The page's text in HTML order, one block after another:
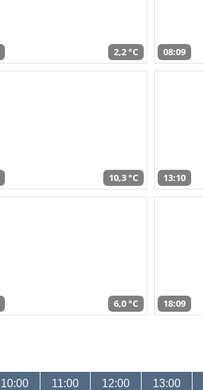
2,2 °C 08:09
10,3 °C 13:10
6,0 °C 18:09
10:00 11:00 12:00 13:00